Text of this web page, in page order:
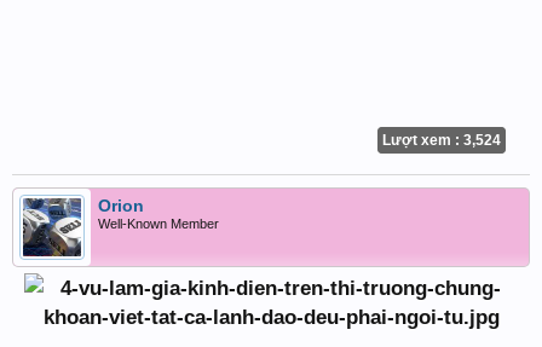
Lượt xem : 3,524
Orion
Well-Known Member